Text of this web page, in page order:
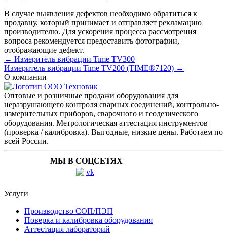
В случае выявления дефектов необходимо обратиться к
продавцу, который принимает и отправляет рекламацию
производителю. Для ускорения процесса рассмотрения
вопроса рекомендуется предоставить фотографии,
отображающие дефект.
← Измеритель вибрации Time TV300
Измеритель вибрации Time TV200 (TIME®7120) →
О компании
Оптовые и розничные продажи оборудования для
неразрушающего контроля сварных соединений, контрольно-
измерительных приборов, сварочного и геодезического
оборудования. Метрологическая аттестация инструментов
(проверка / калибровка). Выгодные, низкие цены. Работаем по
всей России.
МЫ В СОЦСЕТЯХ
Услуги
Производство СОП/ПЭП
Поверка и калибровка оборудования
Аттестация лабораторий